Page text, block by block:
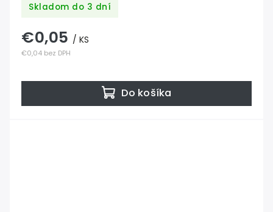
Skladom do 3 dní
€0,04 bez DPH
€0,05 / KS
Do košíka